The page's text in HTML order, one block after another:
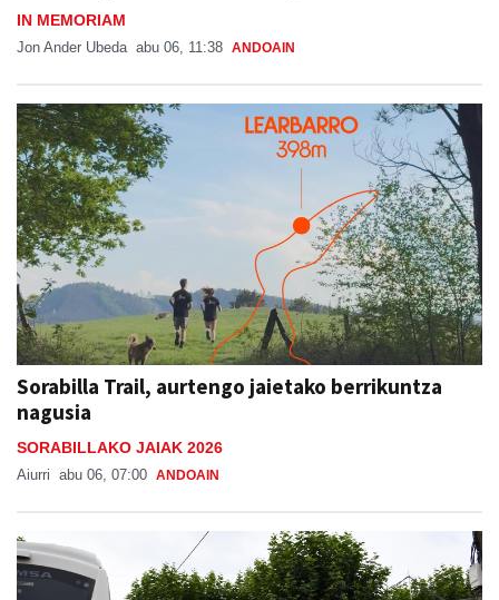
IN MEMORIAM
Jon Ander Ubeda abu 06, 11:38 ANDOAIN
Sorabilla Trail, aurtengo jaietako berrikuntza
nagusia
SORABILLAKO JAIAK 2026
Aiurri abu 06, 07:00 ANDOAIN